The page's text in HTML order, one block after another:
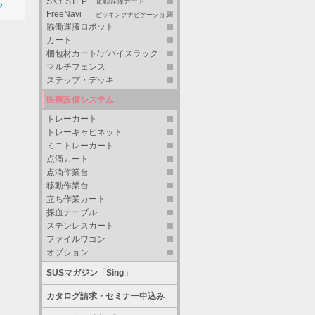
FreeNavi ピッキングナビゲーション
協働運搬ロボット
カート
梱包材カート/デバイスラック
マルチフェンス
ステップ・デッキ
医療設備システム
トレーカート
トレーキャビネット
ミニトレーカート
点滴カート
点滴作業台
移動作業台
立ち作業カート
採血テーブル
ステンレスカート
ファイルワゴン
オプション
SUSマガジン「Sing」
カタログ請求・セミナー申込み